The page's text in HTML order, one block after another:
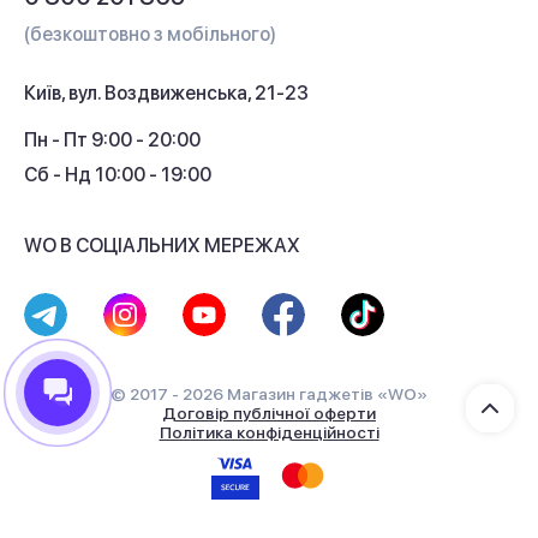
Кешбек
(безкоштовно з мобільного)
Київ, вул. Воздвиженська, 21-23
Пн - Пт 9:00 - 20:00
Сб - Нд 10:00 - 19:00
WO В СОЦІАЛЬНИХ МЕРЕЖАХ
© 2017 - 2026 Магазин гаджетів «WO»
Договір публічної оферти
Політика конфіденційності